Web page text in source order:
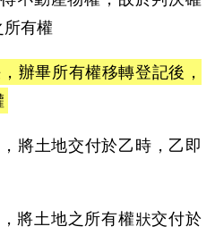
有權
辦畢所有權移轉登記後，
將土地交付於乙時，乙即
將土地之所有權狀交付於